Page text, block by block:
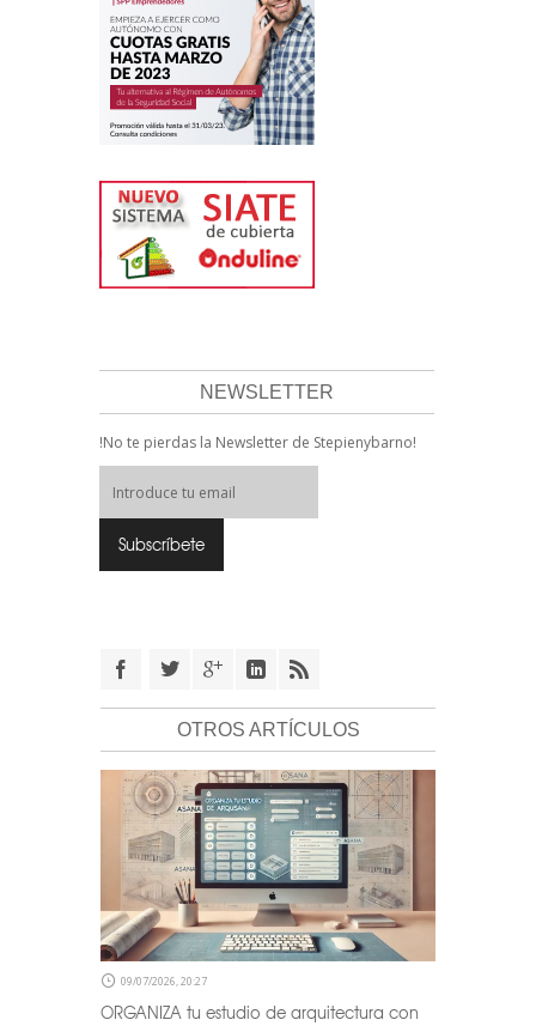
NEWSLETTER
!No te pierdas la Newsletter de Stepienybarno!
OTROS ARTÍCULOS
09/07/2026, 20:27
ORGANIZA tu estudio de arquitectura con